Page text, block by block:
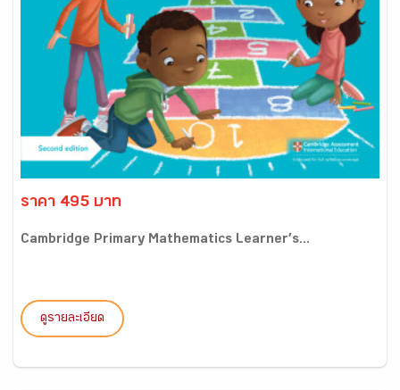
ราคา 495 บาท
Cambridge Primary Mathematics Learner’s...
ดูรายละเอียด